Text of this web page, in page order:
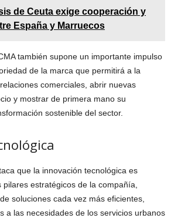
de Ceuta exige cooperación y
España y Marruecos
también supone un importante impulso
de la marca que permitirá a la
comerciales, abrir nuevas
y mostrar de primera mano su
sostenible del sector.
que la innovación tecnológica es
estratégicos de la compañía,
soluciones cada vez más eficientes,
a las necesidades de los servicios urbanos